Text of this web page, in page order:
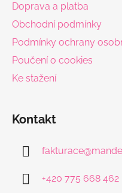
Doprava a platba
Obchodní podmínky
Podmínky ochrany
Poučení o cookies
Ke stažení
Kontakt
fakturace@
+420 775 668 462